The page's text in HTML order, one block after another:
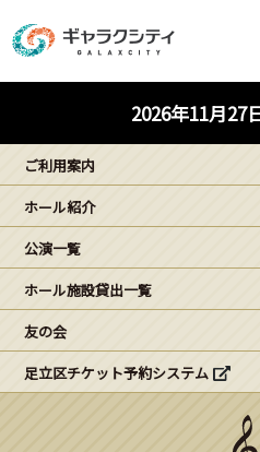
施設案内
西新
文化ホ
ギャラクシティとは
こどもみーてぃんぐ
Gがくえん
ブランドからのお知らせ
2026年11月27
ご利用案内
ホール紹介
公演一覧
ホール施設貸出一覧
友の会
足立区チケット予約システム